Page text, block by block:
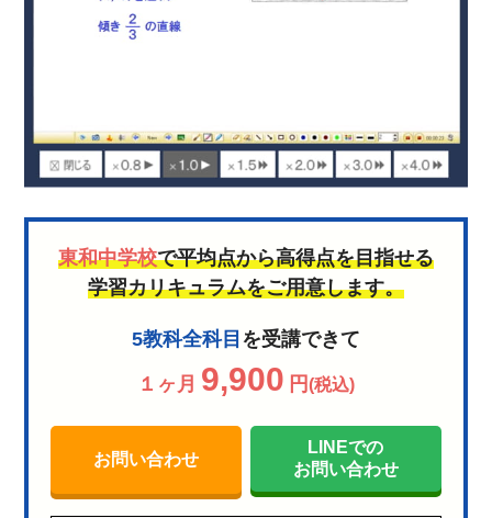
東和中学校で平均点から高得点を目指せる
学習カリキュラムをご用意します。
5教科全科目 を受講できて
１ヶ月 9,900 円(税込)
お問い合わせ
LINEでの
お問い合わせ